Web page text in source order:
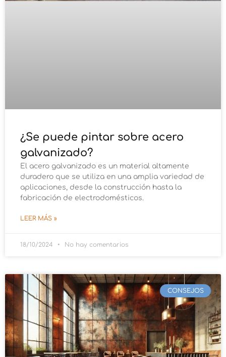
¿Se puede pintar sobre acero
galvanizado?
El acero galvanizado es un material altamente
duradero que se utiliza en una amplia variedad de
aplicaciones, desde la construcción hasta la
fabricación de electrodomésticos.
LEER MÁS »
18/10/2024 No hay comentarios
CONSEJOS